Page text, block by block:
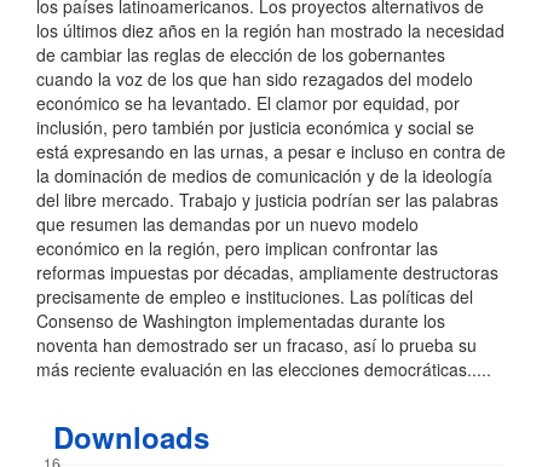
los países latinoamericanos. Los proyectos alternativos de
los últimos diez años en la región han mostrado la necesidad
de cambiar las reglas de elección de los gobernantes
cuando la voz de los que han sido rezagados del modelo
económico se ha levantado. El clamor por equidad, por
inclusión, pero también por justicia económica y social se
está expresando en las urnas, a pesar e incluso en contra de
la dominación de medios de comunicación y de la ideología
del libre mercado. Trabajo y justicia podrían ser las palabras
que resumen las demandas por un nuevo modelo
económico en la región, pero implican confrontar las
reformas impuestas por décadas, ampliamente destructoras
precisamente de empleo e instituciones. Las políticas del
Consenso de Washington implementadas durante los
noventa han demostrado ser un fracaso, así lo prueba su
más reciente evaluación en las elecciones democráticas.....
Downloads